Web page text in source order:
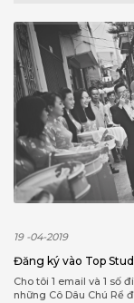
19 -04-2019
Đăng ký vào Top
Cho tôi 1 email và 1 số
những Cô Dâu Chú Rể